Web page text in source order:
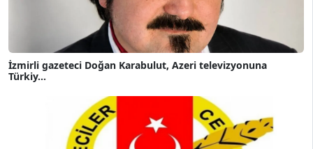
İzmirli gazeteci Doğan Karabulut, Azeri televizyonuna
Türkiy...